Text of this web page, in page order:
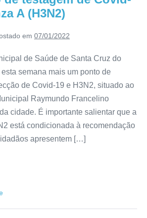
A (H3N2)
em 07/01/2022
de Saúde de Santa Cruz do
semana mais um ponto de
de Covid-19 e H3N2, situado ao
Raymundo Francelino
cidade. É importante salientar que a
está condicionada à recomendação
apresentem […]